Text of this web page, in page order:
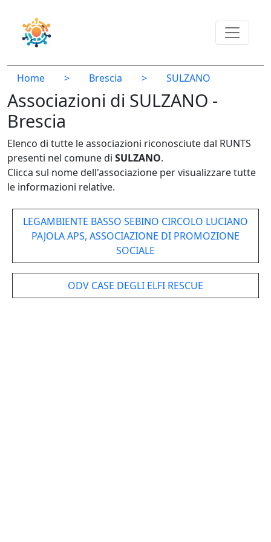
Home > Brescia > SULZANO
Associazioni di SULZANO -
Brescia
Elenco di tutte le associazioni riconosciute dal RUNTS
presenti nel comune di SULZANO.
Clicca sul nome dell'associazione per visualizzare tutte
le informazioni relative.
LEGAMBIENTE BASSO SEBINO CIRCOLO LUCIANO
PAJOLA APS, ASSOCIAZIONE DI PROMOZIONE
SOCIALE
ODV CASE DEGLI ELFI RESCUE